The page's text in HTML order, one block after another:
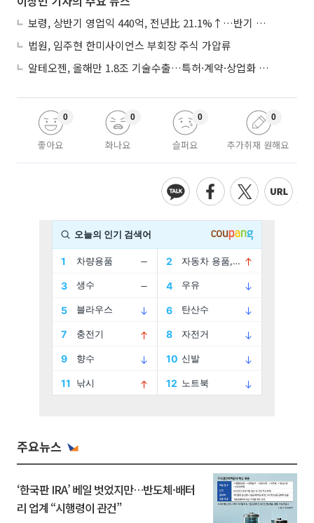
보령, 상반기 영업익 440억, 전년比 21.1%↑…반기 역대 최대
법원, 임주현 한미사이언스 부회장 주식 가압류
알테오젠, 올해만 1.8조 기술수출…특허·계약·상업화 ‘삼박자’
좋아요
0
화나요
0
슬퍼요
0
추가취재 원해요
0
주요뉴스
‘한국판 IRA’ 베일 벗었지만…반도체·배터
리 업계 “시행령이 관건”